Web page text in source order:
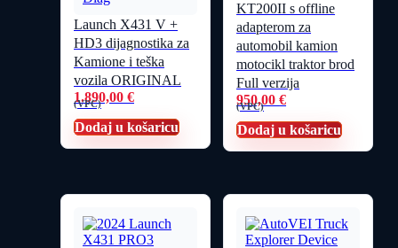
Launch X431 V +
HD3 dijagnostika za
Kamione i teška
vozila ORIGINAL
1.890,00 €
(VPC)
Dodaj u košaricu
KT200II s offline
adapterom za
automobil kamion
motocikl traktor brod
Full verzija
950,00€
(VPC)
Dodaj u košaricu